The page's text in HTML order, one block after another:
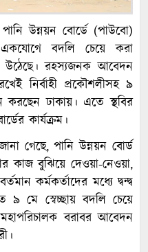
উন্নয়ন বোর্ডে (পাউবো)
একযোগে বদলি চেয়ে করা
রহস্যজনক আবেদন
নির্বাহী প্রকৌশলীসহ ৯
করছেন ঢাকায়। এতে স্থবির
কার্যক্রম।
গেছে, পানি উন্নয়ন বোর্ড
কাজ বুঝিয়ে দেওয়া-নেওয়া,
কর্মকর্তাদের মধ্যে দ্বন্দ্ব
৯ মে স্বেচ্ছায় বদলি চেয়ে
বরাবর আবেদন